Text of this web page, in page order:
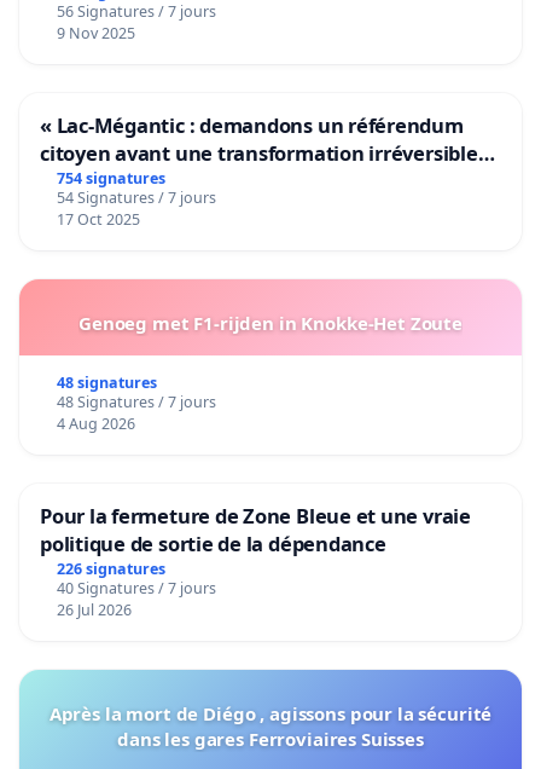
56 Signatures / 7 jours
9 Nov 2025
« Lac-Mégantic : demandons un référendum
citoyen avant une transformation irréversible
de notre territoire »
754 signatures
54 Signatures / 7 jours
17 Oct 2025
Genoeg met F1-rijden in Knokke-Het Zoute
48 signatures
48 Signatures / 7 jours
4 Aug 2026
Pour la fermeture de Zone Bleue et une vraie
politique de sortie de la dépendance
226 signatures
40 Signatures / 7 jours
26 Jul 2026
Après la mort de Diégo , agissons pour la sécurité
dans les gares Ferroviaires Suisses